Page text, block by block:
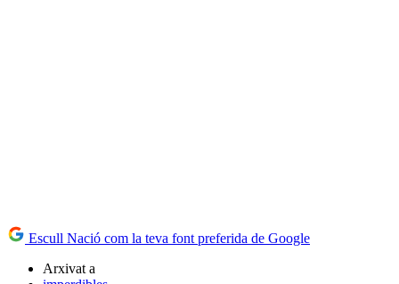
Escull Nació com la teva font preferida de Google
Arxivat a